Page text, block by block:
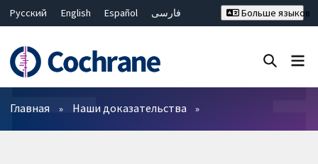
Русский English Español
فارسی
Bahasa Malaysia
ไทย
繁體中文
简体中文
Больше языков
Фильтры
Главная Наши доказательства